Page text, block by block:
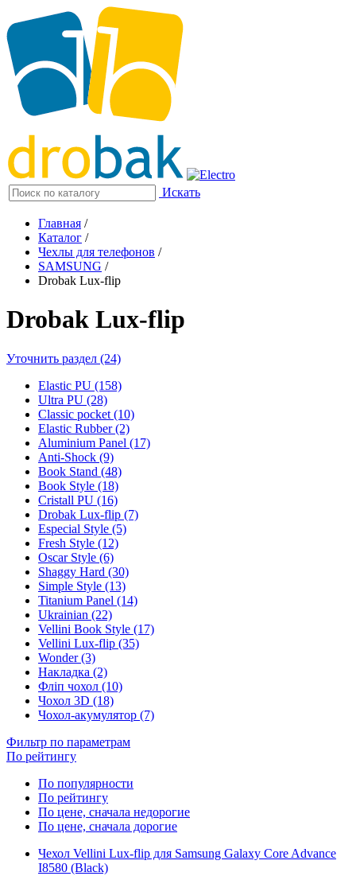
Искать
Главная /
Каталог /
Чехлы для телефонов /
SAMSUNG /
Drobak Lux-flip
Drobak Lux-flip
Уточнить раздел (24)
Elastic PU (158)
Ultra PU (28)
Classic pocket (10)
Elastic Rubber (2)
Aluminium Panel (17)
Anti-Shock (9)
Book Stand (48)
Book Style (18)
Cristall PU (16)
Drobak Lux-flip (7)
Especial Style (5)
Fresh Style (12)
Oscar Style (6)
Shaggy Hard (30)
Simple Style (13)
Titanium Panel (14)
Ukrainian (22)
Vellini Book Style (17)
Vellini Lux-flip (35)
Wonder (3)
Накладка (2)
Фліп чохол (10)
Чохол 3D (18)
Чохол-акумулятор (7)
Фильтр по параметрам
По рейтингу
По популярности
По рейтингу
По цене, сначала недорогие
По цене, сначала дорогие
Чехол Vellini Lux-flip для Samsung Galaxy Core Advance
I8580 (Black)